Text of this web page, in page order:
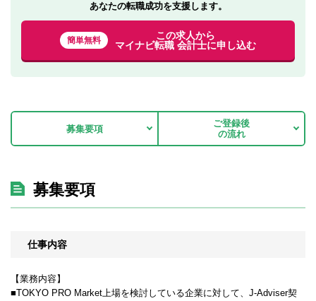
あなたの転職成功を支援します。
簡単無料
この求人から
マイナビ転職 会計士に申し込む
募集要項
ご登録後
の流れ
募集要項
仕事内容
【業務内容】
■TOKYO PRO Market上場を検討している企業に対して、J-Adviser契